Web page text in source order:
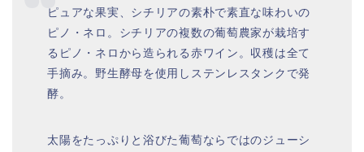
ピュアな果実、シチリアの素朴で素直な味わいの
ピノ・ネロ。シチリアの複数の葡萄農家が栽培す
るピノ・ネロから造られる赤ワイン。収穫は全て
手摘み。野生酵母を使用しステンレスタンクで発
酵。
太陽をたっぷりと浴びた葡萄ならではのジューシ